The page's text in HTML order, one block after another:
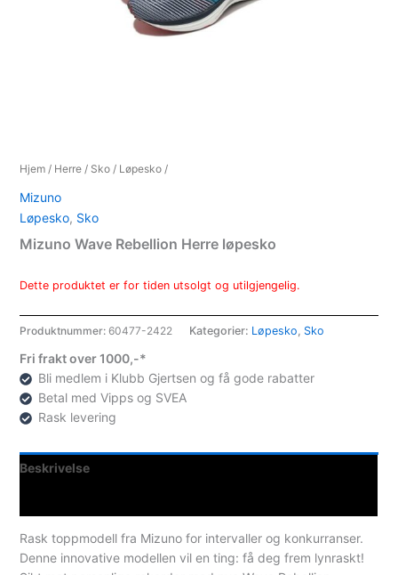
Hjem / Herre / Sko / Løpesko /
Mizuno
Løpesko, Sko
Mizuno Wave Rebellion Herre løpesko
Dette produktet er for tiden utsolgt og utilgjengelig.
Produktnummer: 60477-2422 Kategorier: Løpesko Sko
Fri frakt over 1000,-*
Bli medlem i Klubb Gjertsen og få gode rabatter
Betal med Vipps og SVEA
Rask levering
Beskrivelse
Rask toppmodell fra Mizuno for intervaller og konkurranser.
Denne innovative modellen vil en ting: få deg frem lynraskt!